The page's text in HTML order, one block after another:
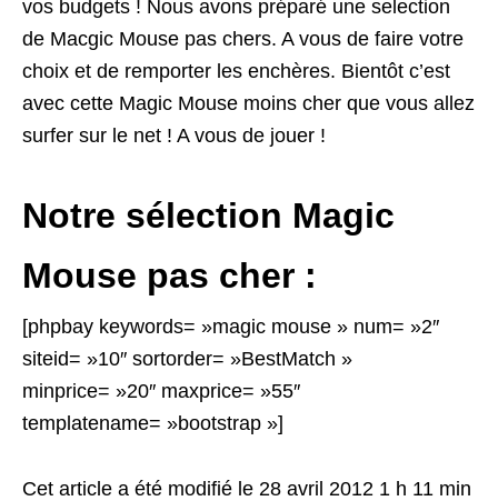
vos budgets ! Nous avons préparé une selection
de Macgic Mouse pas chers. A vous de faire votre
choix et de remporter les enchères. Bientôt c’est
avec cette Magic Mouse moins cher que vous allez
surfer sur le net ! A vous de jouer !
Notre sélection Magic
Mouse pas cher :
[phpbay keywords= »magic mouse » num= »2″
siteid= »10″ sortorder= »BestMatch »
minprice= »20″ maxprice= »55″
templatename= »bootstrap »]
Cet article a été modifié le 28 avril 2012 1 h 11 min